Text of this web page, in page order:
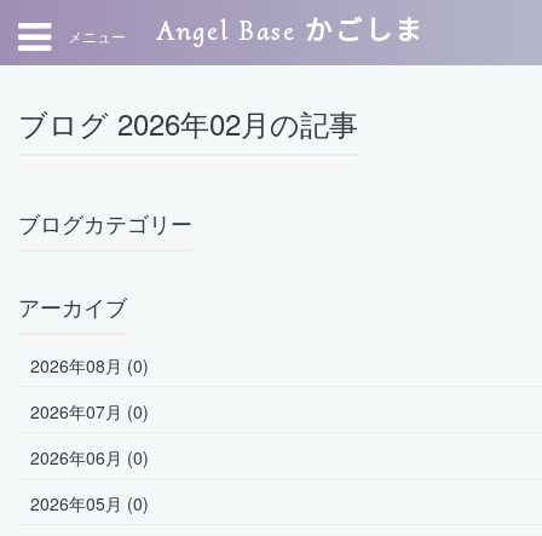
メニュー Angel Base かごしま
ブログ 2026年02月の記事
ブログカテゴリー
アーカイブ
2026年08月 (0)
2026年07月 (0)
2026年06月 (0)
2026年05月 (0)